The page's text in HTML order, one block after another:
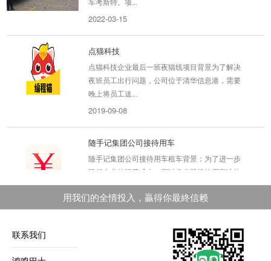
2022-03-15
点猫科技
点猫科技企业最后一班夜猫线项目背景为了解决
夜班员工出行问题，公司位于清华信息港，需要
晚上将员工送...
2019-09-08
随手记集团公司接待用车
随手记集团公司接待用车租车背景：为了进一步
降低企业的运营成本，所以将公司接待用车这块
2020-04-20
广州黄埔区仙妮蕾德企业员工班车
广州黄埔区仙妮蕾德企业员工班车项目背景：客
用我们的全情投入，贏得你最終信赖
联系我们